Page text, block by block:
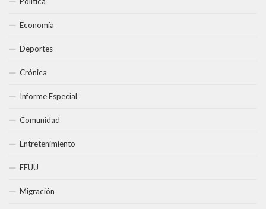
Economía
Deportes
Crónica
Informe Especial
Comunidad
Entretenimiento
EEUU
Migración